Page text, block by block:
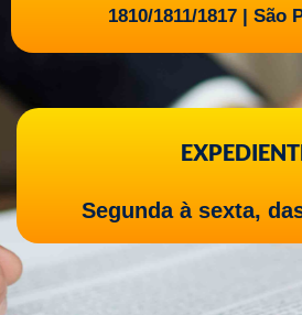
1810/1811/1817 | São
Segunda à sexta,